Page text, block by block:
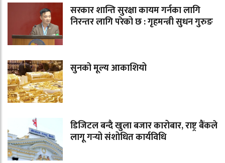
सरकार शान्ति सुरक्षा कायम गर्नका लागि
निरन्तर लागि परेको छ : गृहमन्त्री सुधन गुरुङ
सुनको मूल्य आकाशियो
डिजिटल बन्दै खुला बजार कारोबार, राष्ट्र बैंकले
लागू गर्‍यो संशोधित कार्यविधि